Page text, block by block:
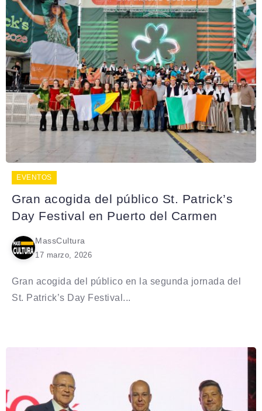
EVENTOS
Gran acogida del público St. Patrick’s
Day Festival en Puerto del Carmen
MassCultura
17 marzo, 2026
Gran acogida del público en la segunda jornada del
St. Patrick’s Day Festival...